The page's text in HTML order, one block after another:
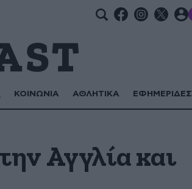
ΚΟΙΝΩΝΙΑ ΑΘΛΗΤΙΚΑ ΕΦΗΜΕΡΙΔΕΣ
Αγγλία και